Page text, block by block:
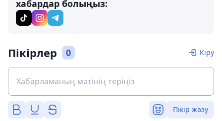
хабардар болыңыз:
Пікірлер 0 Кіру
Пікір жазу